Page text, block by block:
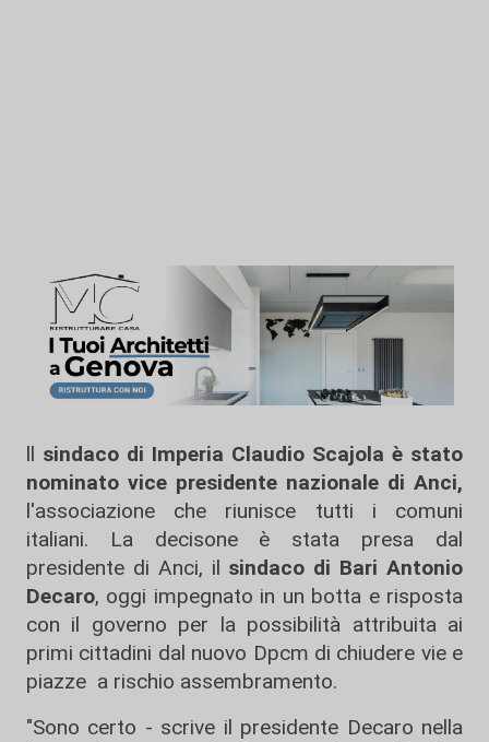
ll sindaco di Imperia Claudio Scajola è stato
nominato vice presidente nazionale di Anci,
l'associazione che riunisce tutti i comuni
italiani. La decisone è stata presa dal
presidente di Anci, il sindaco di Bari Antonio
Decaro, oggi impegnato in un botta e risposta
con il governo per la possibilità attribuita ai
primi cittadini dal nuovo Dpcm di chiudere vie e
piazze a rischio assembramento.
"Sono certo - scrive il presidente Decaro nella